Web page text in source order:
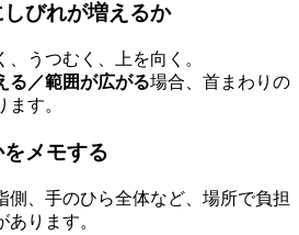
びれが増えるか
うつむく、上を向く。
る／範囲が広がる場合、首まわりの
す。
メモする
側、手のひら全体など、場所で負担
ります。